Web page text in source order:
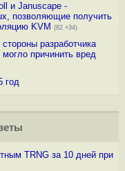
и Januscape -
позволяющие получить
KVM
(82 +34)
разработчика
причинить вред
год
TRNG за 10 дней при